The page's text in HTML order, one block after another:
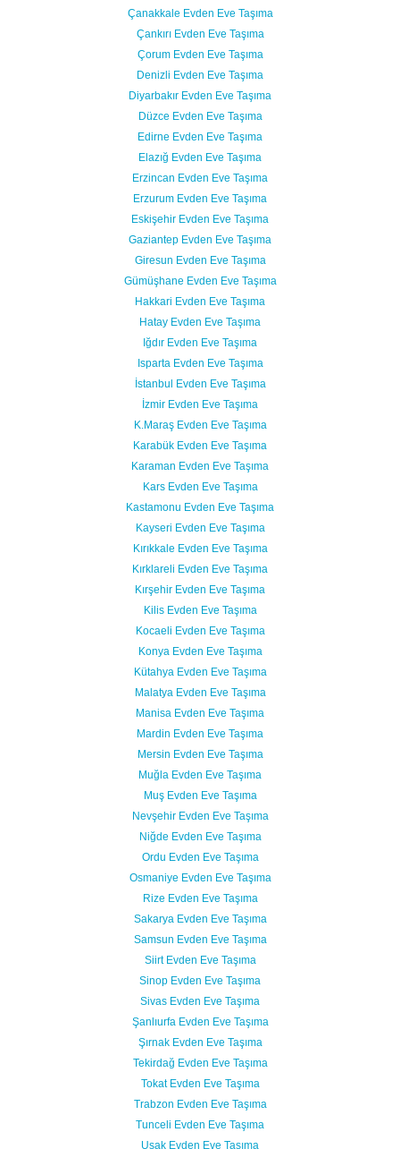
Çanakkale Evden Eve Taşıma
Çankırı Evden Eve Taşıma
Çorum Evden Eve Taşıma
Denizli Evden Eve Taşıma
Diyarbakır Evden Eve Taşıma
Düzce Evden Eve Taşıma
Edirne Evden Eve Taşıma
Elazığ Evden Eve Taşıma
Erzincan Evden Eve Taşıma
Erzurum Evden Eve Taşıma
Eskişehir Evden Eve Taşıma
Gaziantep Evden Eve Taşıma
Giresun Evden Eve Taşıma
Gümüşhane Evden Eve Taşıma
Hakkari Evden Eve Taşıma
Hatay Evden Eve Taşıma
Iğdır Evden Eve Taşıma
Isparta Evden Eve Taşıma
İstanbul Evden Eve Taşıma
İzmir Evden Eve Taşıma
K.Maraş Evden Eve Taşıma
Karabük Evden Eve Taşıma
Karaman Evden Eve Taşıma
Kars Evden Eve Taşıma
Kastamonu Evden Eve Taşıma
Kayseri Evden Eve Taşıma
Kırıkkale Evden Eve Taşıma
Kırklareli Evden Eve Taşıma
Kırşehir Evden Eve Taşıma
Kilis Evden Eve Taşıma
Kocaeli Evden Eve Taşıma
Konya Evden Eve Taşıma
Kütahya Evden Eve Taşıma
Malatya Evden Eve Taşıma
Manisa Evden Eve Taşıma
Mardin Evden Eve Taşıma
Mersin Evden Eve Taşıma
Muğla Evden Eve Taşıma
Muş Evden Eve Taşıma
Nevşehir Evden Eve Taşıma
Niğde Evden Eve Taşıma
Ordu Evden Eve Taşıma
Osmaniye Evden Eve Taşıma
Rize Evden Eve Taşıma
Sakarya Evden Eve Taşıma
Samsun Evden Eve Taşıma
Siirt Evden Eve Taşıma
Sinop Evden Eve Taşıma
Sivas Evden Eve Taşıma
Şanlıurfa Evden Eve Taşıma
Şırnak Evden Eve Taşıma
Tekirdağ Evden Eve Taşıma
Tokat Evden Eve Taşıma
Trabzon Evden Eve Taşıma
Tunceli Evden Eve Taşıma
Uşak Evden Eve Taşıma